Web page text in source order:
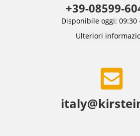
+39-08599-
Disponibile oggi: 09:30
Ulteriori